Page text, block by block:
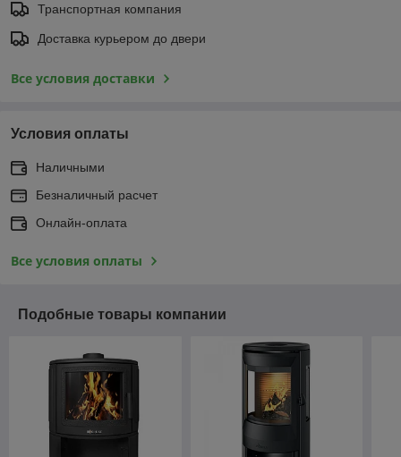
Транспортная компания
Доставка курьером до двери
Все условия доставки
Условия оплаты
Наличными
Безналичный расчет
Онлайн-оплата
Все условия оплаты
Подобные товары компании